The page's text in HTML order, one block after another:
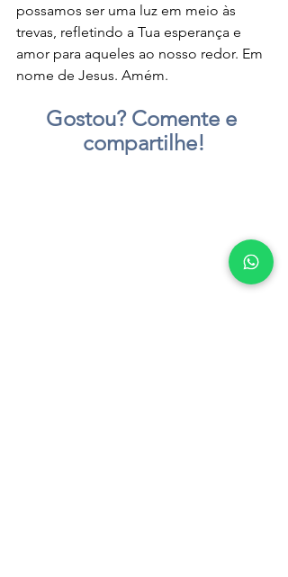
possamos ser uma luz em meio às
trevas, refletindo a Tua esperança e
amor para aqueles ao nosso redor. Em
nome de Jesus. Amém.
Gostou? Comente e
compartilhe!